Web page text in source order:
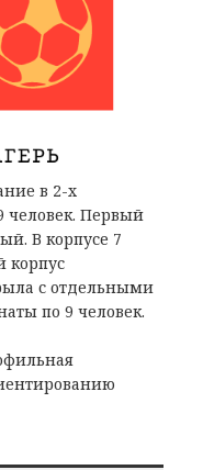
в 2-х
человек. Первый
В корпусе 7
корпус
с отдельными
по 9 человек.